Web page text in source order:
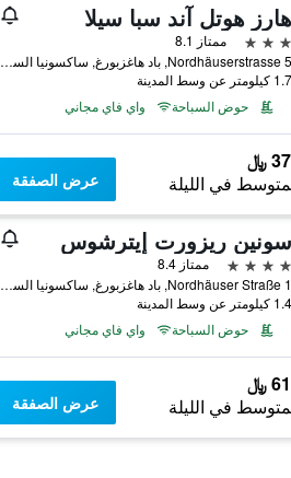
هارز هوتل آند سبا سيلا
3 نجوم
ممتاز 8.1
Nordhäuserstrasse 5, باد هاغزبورغ, ساكسونيا السفلى, ألمانيا
1.7 كيلومتر عن وسط المدينة
حوض السباحة
واي فاي مجاني
﷼
في الليلة عرض الصفقة
سونين ريزورت إيترشوس
4 نجوم
ممتاز 8.4
1 Nordhäuser Straße, باد هاغزبورغ, ساكسونيا السفلى, ألمانيا
1.4 كيلومتر عن وسط المدينة
حوض السباحة
واي فاي مجاني
﷼
في الليلة عرض الصفقة